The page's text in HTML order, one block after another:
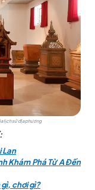
lịch sử địa phương
Lan
Khám Phá Từ A Đến
chơi gì?